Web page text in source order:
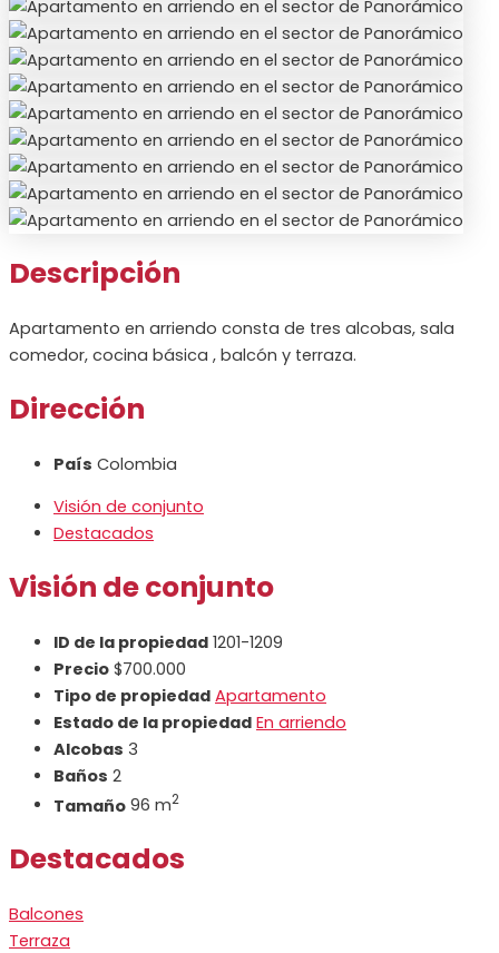
Descripción
Apartamento en arriendo consta de tres alcobas, sala
comedor, cocina básica , balcón y terraza.
Dirección
País Colombia
Visión de conjunto
Destacados
Visión de conjunto
ID de la propiedad 1201-1209
Precio $700.000
Tipo de propiedad Apartamento
Estado de la propiedad En arriendo
Alcobas 3
Baños 2
Tamaño 96 m2
Destacados
Balcones
Terraza